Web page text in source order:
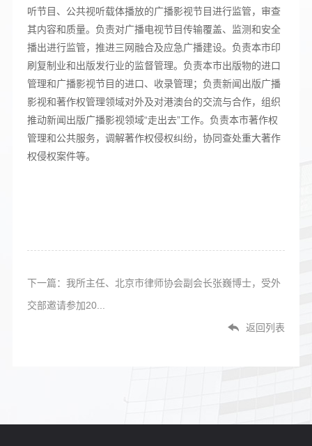
听节目、公共视听载体播放的广播影视节目进行监管，审查
其内容和质量。负责对广播电视节目传输覆盖、监测和安全
播出进行监管，推进三网融合及应急广播建设。负责本市印
刷复制业和出版发行业的监督管理。负责本市出版物的进口
管理和广播影视节目的进口、收录管理；负责新闻出版广播
影视和著作权管理领域对外及对港澳台的交流与合作，组织
推动新闻出版广播影视领域“走出去”工作。负责本市著作权
管理和公共服务，调解著作权侵权纠纷，协同查处重大著作
权侵权案件等。
下一篇：我所主任、北京市律师协会副会长张巍博士，受外
交部邀请参加20...
返回列表